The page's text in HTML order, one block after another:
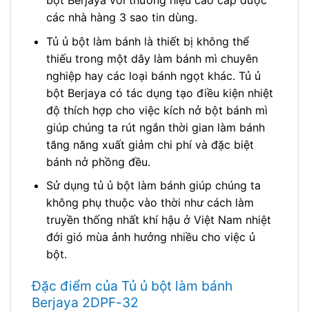
các nhà hàng 3 sao tin dùng.
Tủ ủ bột làm bánh là thiết bị không thể
thiếu trong một dây làm bánh mì chuyên
nghiệp hay các loại bánh ngọt khác. Tủ ủ
bột Berjaya có tác dụng tạo điều kiện nhiệt
độ thích hợp cho việc kích nở bột bánh mì
giúp chúng ta rút ngắn thời gian làm bánh
tăng năng xuất giảm chi phí và đặc biệt
bánh nở phồng đều.
Sử dụng tủ ủ bột làm bánh giúp chúng ta
không phụ thuộc vào thời như cách làm
truyền thống nhất khí hậu ở Việt Nam nhiệt
đới gió mùa ảnh hưởng nhiều cho việc ủ
bột.
Đặc điểm của Tủ ủ bột làm bánh
Berjaya 2DPF-32